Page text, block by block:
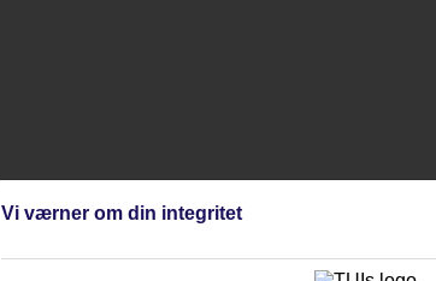
Vi værner om din integritet